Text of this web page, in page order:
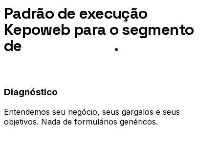
Padrão de execução
Kepoweb para o segmento
de
.
Diagnóstico
Entendemos seu negócio, seus gargalos e seus
objetivos. Nada de formulários genéricos.